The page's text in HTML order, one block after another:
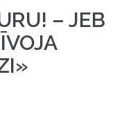
– JEB